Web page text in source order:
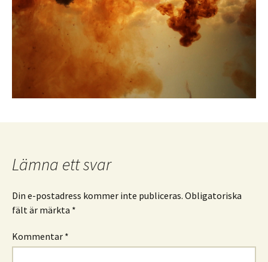
Lämna ett svar
Din e-postadress kommer inte publiceras. Obligatoriska
fält är märkta *
Kommentar *